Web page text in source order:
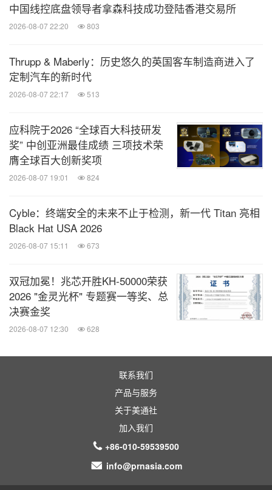
中国线控底盘领导者拿森科技成功登陆香港交易所
2026-08-07 22:20 803
Thrupp & Maberly：历史悠久的英国客车制造商进入了
定制汽车的新时代
2026-08-07 22:17 513
应科院于2026 “全球百大科技研发
奖” 中创亚洲最佳成绩 三项技术荣
膺全球百大创新奖项
2026-08-07 19:01 824
Cyble：终端安全的未来不止于检测，新一代 Titan 亮相
Black Hat USA 2026
2026-08-07 15:11 673
双冠加冕！兆芯开胜KH‑50000荣获
2026 "金灵光杯" 专题赛一等奖、总
决赛金奖
2026-08-07 12:30 628
联系我们
产品与服务
关于美通社
加入我们
+86-010-59539500
info@prnasia.com